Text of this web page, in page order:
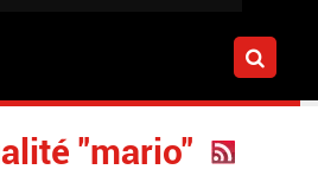
"mario"